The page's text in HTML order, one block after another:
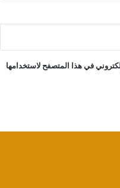
في هذا المتصفح لاستخدامها